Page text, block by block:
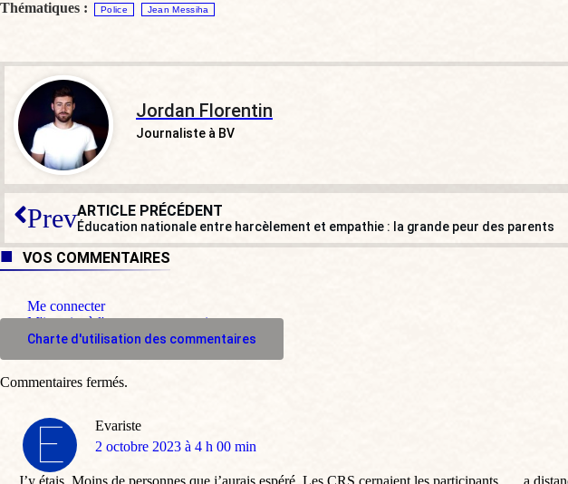
Thématiques : Police Jean Messiha
Jordan Florentin
Journaliste à BV
PrevARTICLE PRÉCÉDENT
Éducation nationale entre harcèlement et empathie : la grande peur des parents
VOS COMMENTAIRES
Me connecter
M'inscrire à l'espace commentaire
Charte d'utilisation des commentaires
Evariste
dit
2 octobre 2023 à 4 h 00 min
Commentaires fermés.